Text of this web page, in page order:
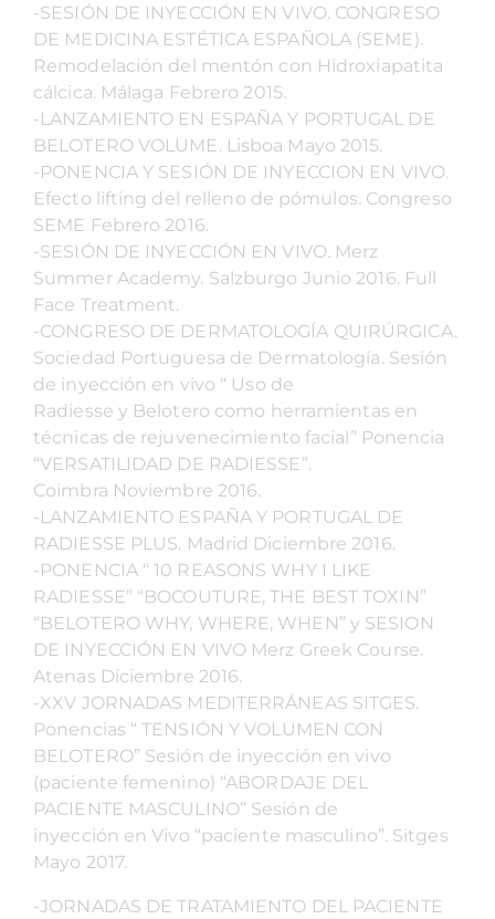
-SESIÓN DE INYECCIÓN EN VIVO. CONGRESO
DE MEDICINA ESTÉTICA ESPAÑOLA (SEME).
Remodelación del mentón con Hidroxiapatita
cálcica. Málaga Febrero 2015.
-LANZAMIENTO EN ESPAÑA Y PORTUGAL DE
BELOTERO VOLUME. Lisboa Mayo 2015.
-PONENCIA Y SESIÓN DE INYECCION EN VIVO.
Efecto lifting del relleno de pómulos. Congreso
SEME Febrero 2016.
-SESIÓN DE INYECCIÓN EN VIVO. Merz
Summer Academy. Salzburgo Junio 2016. Full
Face Treatment.
-CONGRESO DE DERMATOLOGÍA QUIRÚRGICA.
Sociedad Portuguesa de Dermatología. Sesión
de inyección en vivo “ Uso de
Radiesse y Belotero como herramientas en
técnicas de rejuvenecimiento facial” Ponencia
“VERSATILIDAD DE RADIESSE”.
Coimbra Noviembre 2016.
-LANZAMIENTO ESPAÑA Y PORTUGAL DE
RADIESSE PLUS. Madrid Diciembre 2016.
-PONENCIA “ 10 REASONS WHY I LIKE
RADIESSE” “BOCOUTURE, THE BEST TOXIN”
“BELOTERO WHY, WHERE, WHEN” y SESION
DE INYECCIÓN EN VIVO Merz Greek Course.
Atenas Diciembre 2016.
-XXV JORNADAS MEDITERRÁNEAS SITGES.
Ponencias “ TENSIÓN Y VOLUMEN CON
BELOTERO” Sesión de inyección en vivo
(paciente femenino) “ABORDAJE DEL
PACIENTE MASCULINO” Sesión de
inyección en Vivo “paciente masculino”. Sitges
Mayo 2017.
-JORNADAS DE TRATAMIENTO DEL PACIENTE